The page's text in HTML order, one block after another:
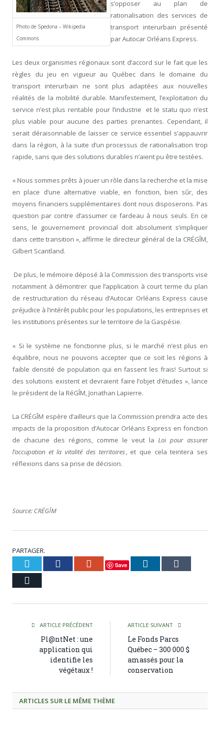
Photo de Spedona – Wikipedia
Commons
s’opposer au plan de
rationalisation des services de
transport interurbain présenté
parAutocar Orléans Express.
Les deux organismes régionaux sont d’accord sur le fait que les
règles du jeu en vigueur au Québec dans le domaine du
transport interurbain ne sont plus adaptées aux nouvelles
réalités de la mobilité durable. Manifestement, l’exploitation du
service n’est plus rentable pour l’industrie et le statu quo n’est
plus viable pour aucune des parties prenantes. Cependant, il
serait déraisonnable de laisser ce service essentiel s’appauvrir
dans la région, à la suite d’un processus de rationalisation trop
rapide, sans que des solutions durables n’aient pu être testées.
« Nous sommes prêts à jouer un rôle dans la recherche et la mise
en place d’une alternative viable, en fonction, bien sûr, des
moyens financiers supplémentaires dont nous disposerons. Pas
question par contre d’assumer ce fardeau à nous seuls. En ce
sens, le gouvernement provincial doit absolument s’impliquer
dans cette transition », affirme le directeur général de la CRÉGÎM,
Gilbert Scantland.
De plus, le mémoire déposé à la Commission des transports vise
notamment à démontrer que l’application à court terme du plan
de restructuration du réseau d’Autocar Orléans Express cause
préjudice à l’intérêt public pour les populations, les entreprises et
les institutions présentes sur le territoire de la Gaspésie.
« Si le système ne fonctionne plus, si le marché n’est plus en
équilibre, nous ne pouvons accepter que ce soit les régions à
faible densité de population qui en fassent les frais! Surtout si
des solutions existent et devraient faire l’objet d’études », lance
le président de la RéGÎM, Jonathan Lapierre.
La CRÉGÎM espère d’ailleurs que la Commission prendra acte des
impacts de la proposition d’Autocar Orléans Express en fonction
de chacune des régions, comme le veut la Loi pour assurer
l’occupation et la vitalité des territoires, et que cela teintera ses
réflexions dans sa prise de décision.
Source: CRÉGÎM
PARTAGER.
Twitter Facebook Google+
Save LinkedIn
ARTICLE PRÉCÉDENT
Pl@ntNet : une
application qui
identifie les
végétaux !
ARTICLE SUIVANT
Le Fonds Parcs
Québec – 300 000 $
amassés pour la
conservation
ARTICLES SUR LE MÊME THÈME